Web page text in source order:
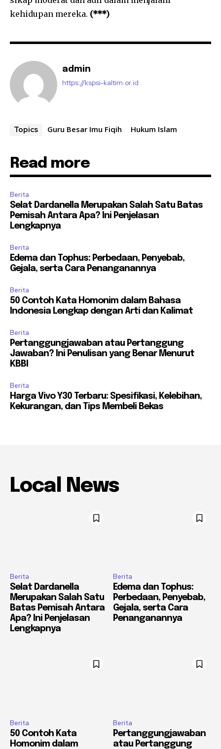
kehidupan mereka. (***)
admin
https://kspsi-kaltim.or.id
Topics Guru Besar Imu Fiqih Hukum Islam
Read more
Berita
Selat Dardanella Merupakan Salah Satu Batas
Pemisah Antara Apa? Ini Penjelasan
Lengkapnya
Berita
Edema dan Tophus: Perbedaan, Penyebab,
Gejala, serta Cara Penanganannya
Berita
50 Contoh Kata Homonim dalam Bahasa
Indonesia Lengkap dengan Arti dan Kalimat
Berita
Pertanggungjawaban atau Pertanggung
Jawaban? Ini Penulisan yang Benar Menurut
KBBI
Berita
Harga Vivo Y30 Terbaru: Spesifikasi, Kelebihan,
Kekurangan, dan Tips Membeli Bekas
Local News
Berita
Selat Dardanella
Merupakan Salah Satu
Batas Pemisah Antara
Apa? Ini Penjelasan
Lengkapnya
Berita
Edema dan Tophus:
Perbedaan, Penyebab,
Gejala, serta Cara
Penanganannya
Berita
50 Contoh Kata
Homonim dalam
Berita
Pertanggungjawaban
atau Pertanggung